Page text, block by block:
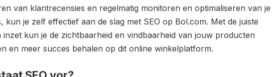
van klantrecensies en regelmatig monitoren en optimaliseren van je
kun je zelf effectief aan de slag met SEO op Bol.com. Met de juiste
inzet kun je de zichtbaarheid en vindbaarheid van jouw producten
en meer succes behalen op dit online winkelplatform.